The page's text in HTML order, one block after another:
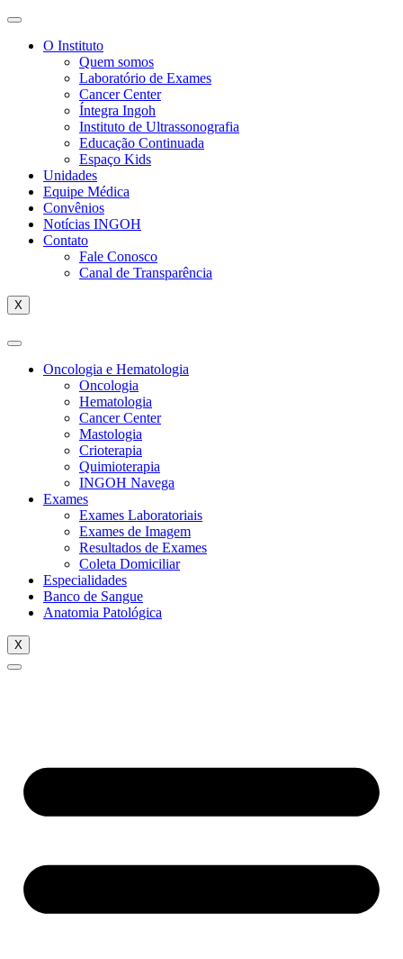
O Instituto
Quem somos
Laboratório de Exames
Cancer Center
Íntegra Ingoh
Instituto de Ultrassonografia
Educação Continuada
Espaço Kids
Unidades
Equipe Médica
Convênios
Notícias INGOH
Contato
Fale Conosco
Canal de Transparência
X
Oncologia e Hematologia
Oncologia
Hematologia
Cancer Center
Mastologia
Crioterapia
Quimioterapia
INGOH Navega
Exames
Exames Laboratoriais
Exames de Imagem
Resultados de Exames
Coleta Domiciliar
Especialidades
Banco de Sangue
Anatomia Patológica
X